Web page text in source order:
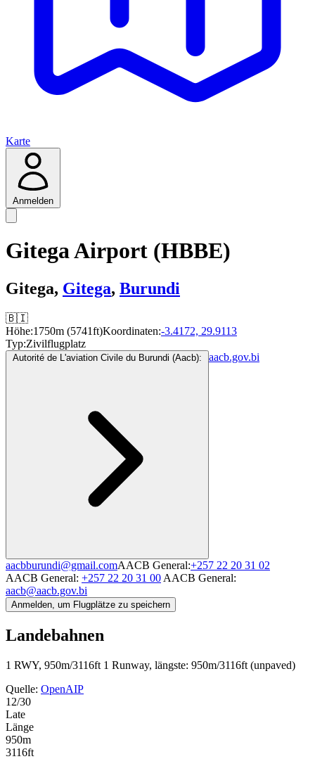
Karte
Anmelden
Gitega Airport (HBBE)
Gitega, Gitega, Burundi
🇧🇮
Höhe:1750m (5741ft)Koordinaten:-3.4172, 29.9113
Typ:Zivilflugplatz
Autorité de L'aviation Civile du Burundi (Aacb): aacb.gov.bi
aacbburundi@gmail.comAACB General:+257 22 20 31 02
AACB General: +257 22 20 31 00 AACB General:
aacb@aacb.gov.bi
Anmelden, um Flugplätze zu speichern
Landebahnen
1 RWY, 950m/3116ft 1 Runway, längste: 950m/3116ft (unpaved)
Quelle: OpenAIP
12/30
Late
Länge
950m
3116ft